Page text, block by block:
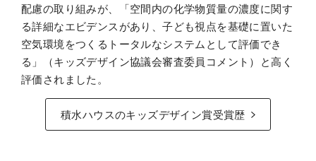
配慮の取り組みが、「空間内の化学物質量の濃度に関す
る詳細なエビデンスがあり、子ども視点を基礎に置いた
空気環境をつくるトータルなシステムとして評価でき
る」（キッズデザイン協議会審査委員コメント）と高く
評価されました。
積水ハウスのキッズデザイン賞受賞歴